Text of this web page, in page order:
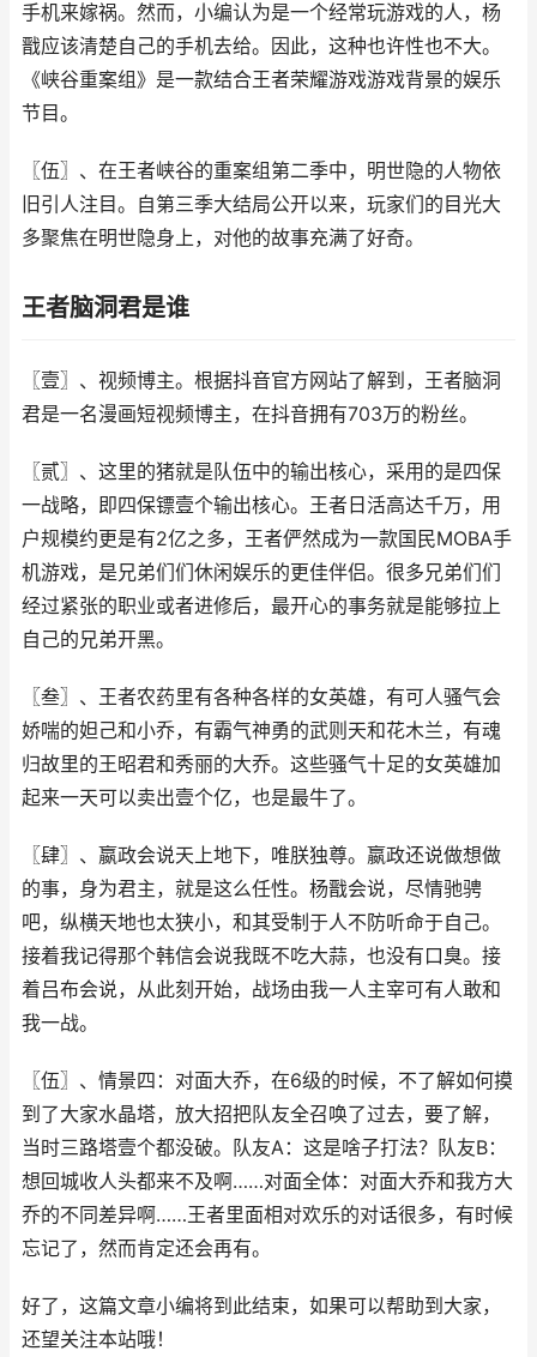
手机来嫁祸。然而，小编认为是一个经常玩游戏的人，杨
戬应该清楚自己的手机去给。因此，这种也许性也不大。
《峡谷重案组》是一款结合王者荣耀游戏游戏背景的娱乐
节目。
〖伍〗、在王者峡谷的重案组第二季中，明世隐的人物依
旧引人注目。自第三季大结局公开以来，玩家们的目光大
多聚焦在明世隐身上，对他的故事充满了好奇。
王者脑洞君是谁
〖壹〗、视频博主。根据抖音官方网站了解到，王者脑洞
君是一名漫画短视频博主，在抖音拥有703万的粉丝。
〖贰〗、这里的猪就是队伍中的输出核心，采用的是四保
一战略，即四保镖壹个输出核心。王者日活高达千万，用
户规模约更是有2亿之多，王者俨然成为一款国民MOBA手
机游戏，是兄弟们们休闲娱乐的更佳伴侣。很多兄弟们们
经过紧张的职业或者进修后，最开心的事务就是能够拉上
自己的兄弟开黑。
〖叁〗、王者农药里有各种各样的女英雄，有可人骚气会
娇喘的妲己和小乔，有霸气神勇的武则天和花木兰，有魂
归故里的王昭君和秀丽的大乔。这些骚气十足的女英雄加
起来一天可以卖出壹个亿，也是最牛了。
〖肆〗、嬴政会说天上地下，唯朕独尊。嬴政还说做想做
的事，身为君主，就是这么任性。杨戬会说，尽情驰骋
吧，纵横天地也太狭小，和其受制于人不防听命于自己。
接着我记得那个韩信会说我既不吃大蒜，也没有口臭。接
着吕布会说，从此刻开始，战场由我一人主宰可有人敢和
我一战。
〖伍〗、情景四：对面大乔，在6级的时候，不了解如何摸
到了大家水晶塔，放大招把队友全召唤了过去，要了解，
当时三路塔壹个都没破。队友A：这是啥子打法？队友B：
想回城收人头都来不及啊……对面全体：对面大乔和我方大
乔的不同差异啊……王者里面相对欢乐的对话很多，有时候
忘记了，然而肯定还会再有。
好了，这篇文章小编将到此结束，如果可以帮助到大家，
还望关注本站哦！